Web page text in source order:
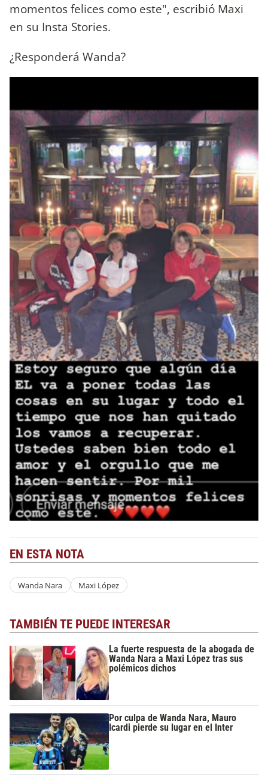
momentos felices como este", escribió Maxi
en su Insta Stories.
¿Responderá Wanda?
EN ESTA NOTA
Wanda Nara Maxi López
TAMBIÉN TE PUEDE INTERESAR
La fuerte respuesta de la abogada de
Wanda Nara a Maxi López tras sus
polémicos dichos
Por culpa de Wanda Nara, Mauro
Icardi pierde su lugar en el Inter